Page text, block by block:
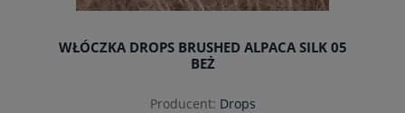
WŁÓCZKA DROPS BRUSHED ALPACA SILK 05
BEŻ
Producent: Drops